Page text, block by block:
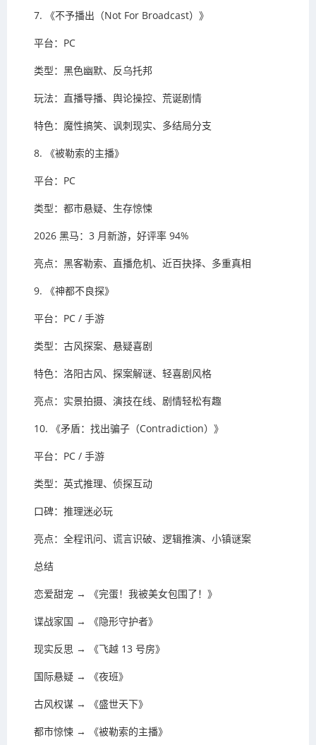
7. 《不予播出（Not For Broadcast）》
平台：PC
类型：黑色幽默、反乌托邦
玩法：直播导播、舆论操控、荒诞剧情
特色：魔性搞笑、讽刺现实、多结局分支
8. 《被勒索的主播》
平台：PC
类型：都市悬疑、生存惊悚
2026 黑马：3 月新游，好评率 94%
亮点：黑客勒索、直播危机、近百抉择、多重真相
9. 《神都不良探》
平台：PC / 手游
类型：古风探案、悬疑喜剧
特色：洛阳古风、探案解谜、轻喜剧风格
亮点：实景拍摄、演技在线、剧情轻松有趣
10. 《矛盾：找出骗子（Contradiction）》
平台：PC / 手游
类型：英式推理、侦探互动
口碑：推理迷必玩
亮点：全程讯问、谎言识破、逻辑推演、小镇谜案
总结
恋爱甜宠 → 《完蛋！我被美女包围了！》
谍战家国 → 《隐形守护者》
现实反思 → 《飞越 13 号房》
国际悬疑 → 《夜班》
古风权谋 → 《盛世天下》
都市惊悚 → 《被勒索的主播》